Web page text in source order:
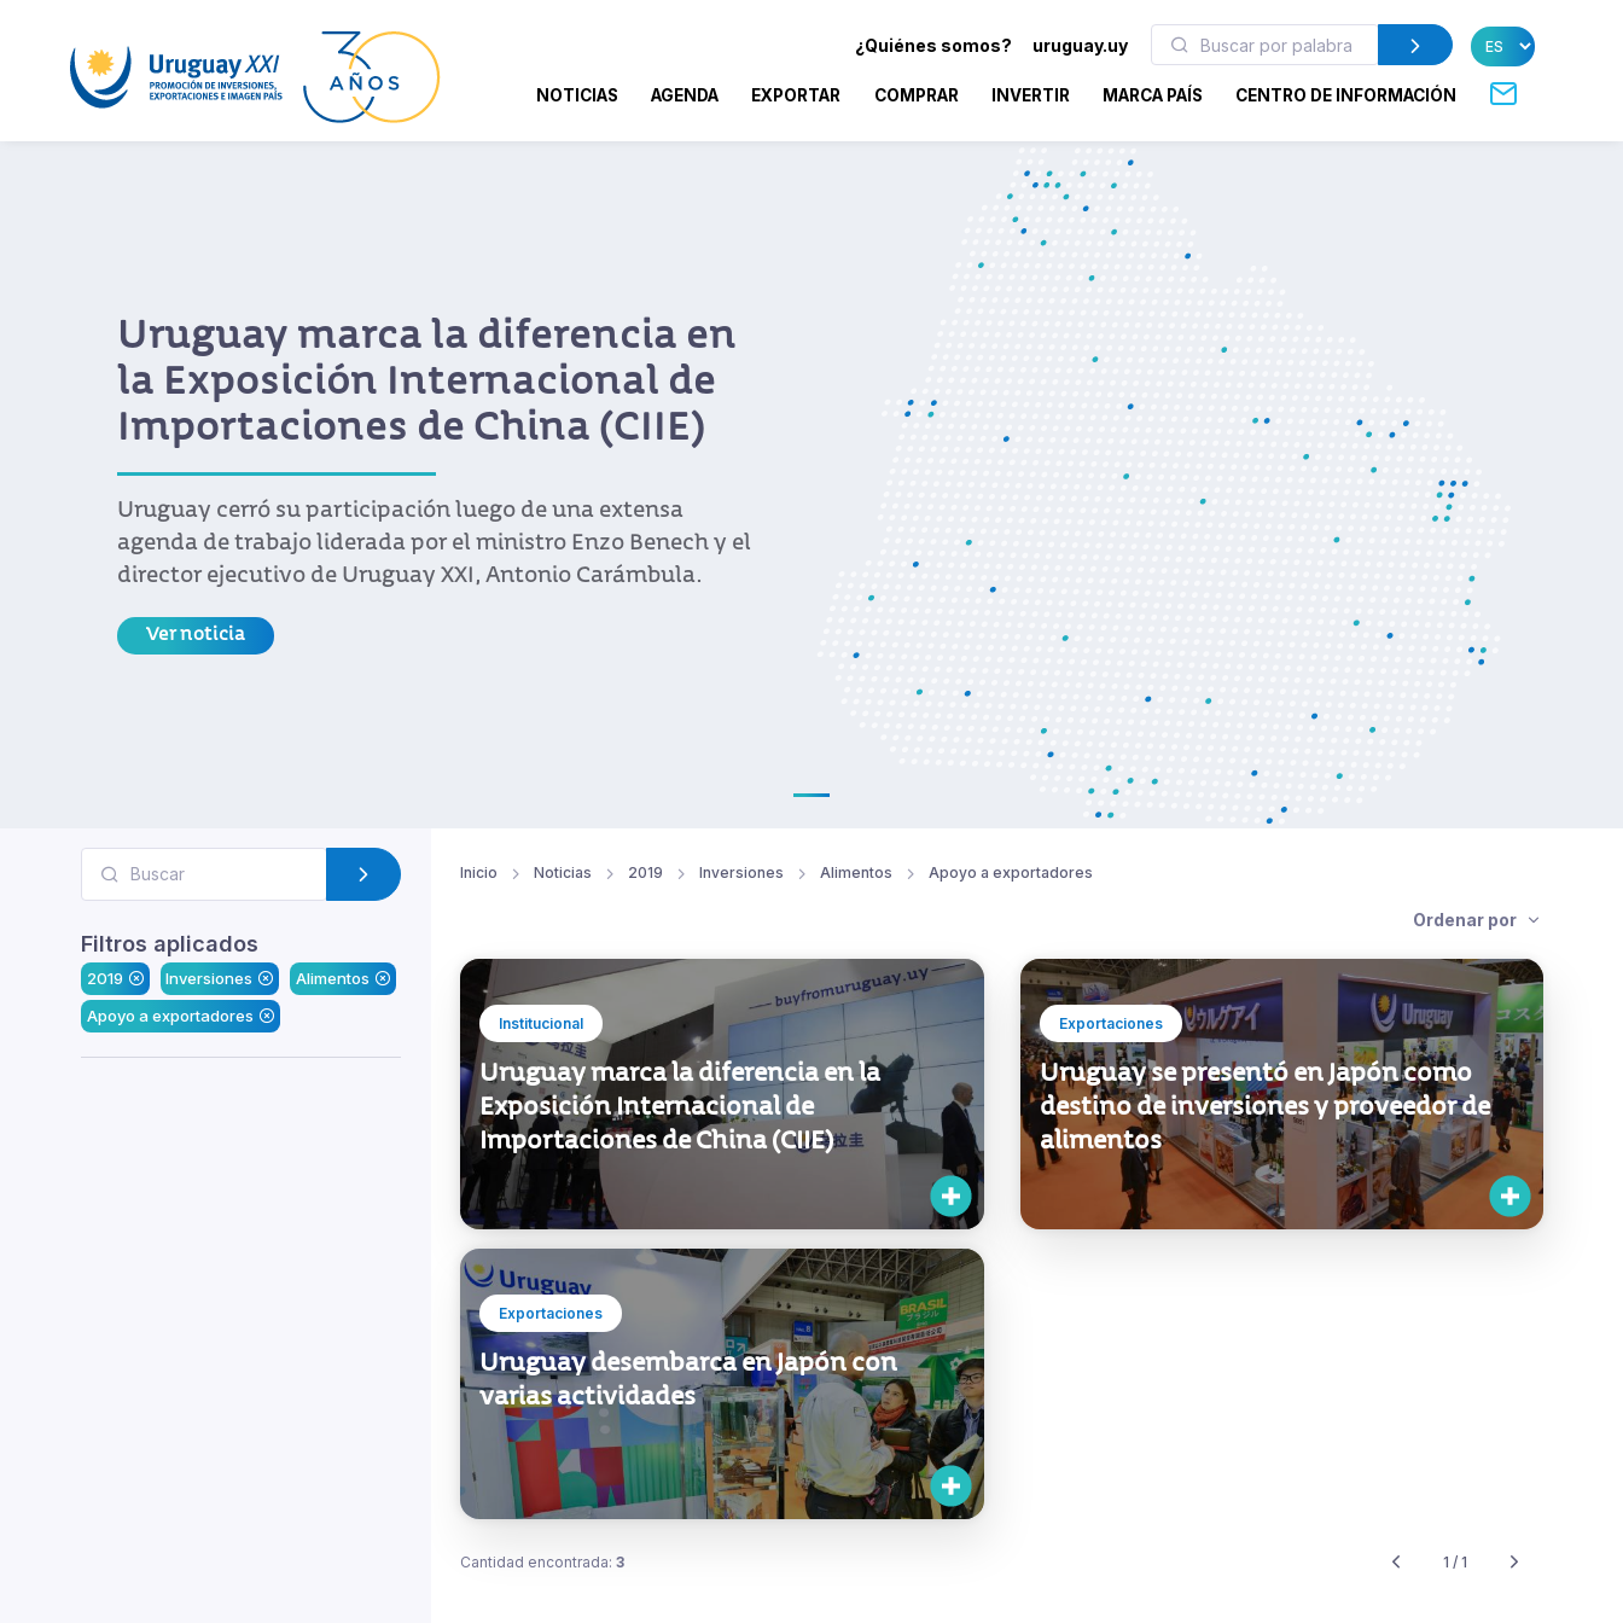
¿Quiénes somos? uruguay.uy
NOTICIAS AGENDA EXPORTAR COMPRAR INVERTIR MARCA PAÍS CENTRO DE INFORMACIÓN
Uruguay marca la diferencia en
la Exposición Internacional de
Importaciones de China (CIIE)
Uruguay cerró su participación luego de una extensa
agenda de trabajo liderada por el ministro Enzo Benech y el
director ejecutivo de Uruguay XXI, Antonio Carámbula.
Ver noticia
Filtros aplicados
2019 Inversiones
Alimentos
Apoyo a exportadores
Inicio Noticias 2019 Inversiones Alimentos Apoyo a exportadores
Ordenar por
Institucional
Uruguay marca la diferencia en la
Exposición Internacional de
Importaciones de China (CIIE)
Exportaciones
Uruguay se presentó en Japón como
destino de inversiones y proveedor de
alimentos
Exportaciones
Uruguay desembarca en Japón con
varias actividades
Cantidad encontrada: 3 1 / 1